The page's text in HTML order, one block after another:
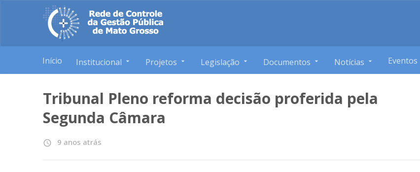
Início Institucional Projetos Legislação Documentos Notícias Eventos
Tribunal Pleno reforma decisão proferida pela
Segunda Câmara
access_time 9 anos atrás